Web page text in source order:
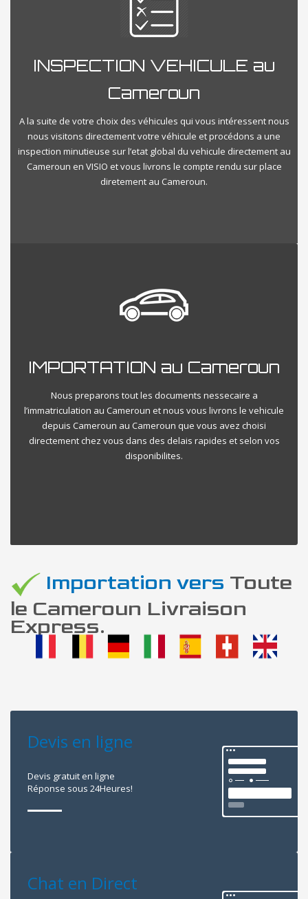
INSPECTION VEHICULE au
Cameroun
A la suite de votre choix des véhicules qui vous intéressent nous
nous visitons directement votre véhicule et procédons a une
inspection minutieuse sur l’etat global du vehicule directement au
Cameroun en VISIO et vous livrons le compte rendu sur place
diretement au Cameroun.
IMPORTATION au Cameroun
Nous preparons tout les documents nessecaire a
l’immatriculation au Cameroun et nous vous livrons le vehicule
depuis Cameroun au Cameroun que vous avez choisi
directement chez vous dans des delais rapides et selon vos
disponibilites.
Importation vers Toute
le Cameroun Livraison
Express.
Devis en ligne
Devis gratuit en ligne
Réponse sous 24Heures!
Chat en Direct